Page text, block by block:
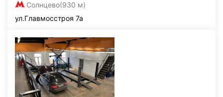
Солнцево(930 м)
ул.Главмосстроя 7а